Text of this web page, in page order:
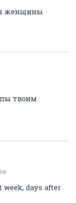
женщины
твоим
week, days after